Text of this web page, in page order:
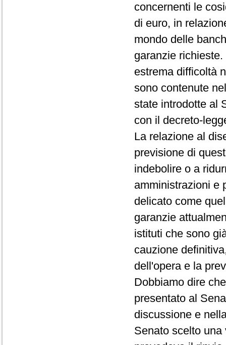
concernenti le
di euro, in
mondo delle
garanzie
estrema difficoltà
sono contenute
state introdotte al
con il decreto-
La relazione al
previsione di
indebolire o a
amministrazioni e
delicato come
garanzie
istituti che sono
cauzione
dell'opera e la
Dobbiamo dire
presentato al
discussione e
Senato scelto